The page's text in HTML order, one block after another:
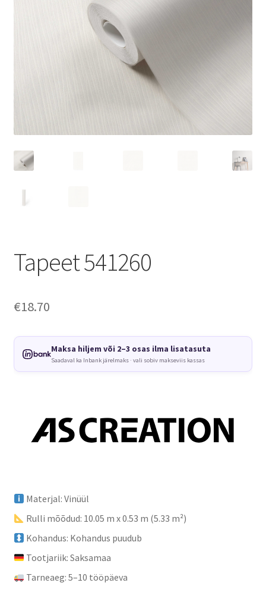
Tapeet 541260
€18.70
Maksa hiljem või 2–3 osas ilma lisatasuta
Saadaval ka Inbank järelmaks · vali sobiv makseviis kassas
Materjal: Vinüül
Rulli mõõdud: 10.05 m x 0.53 m (5.33 m²)
Kohandus: Kohandus puudub
Tootjariik: Saksamaa
Tarneaeg: 5–10 tööpäeva